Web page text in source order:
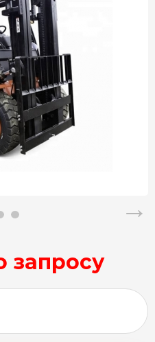
запросу